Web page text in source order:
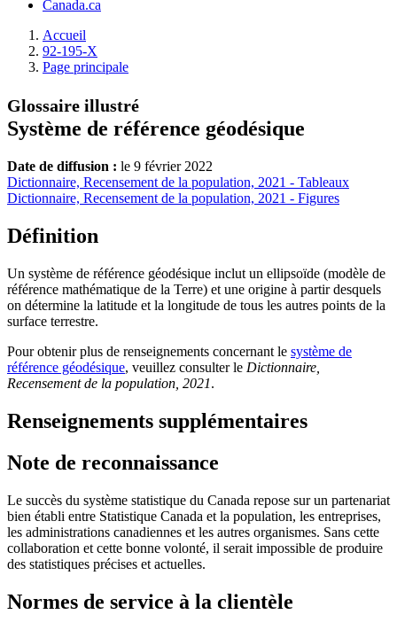
Canada.ca
Accueil
92-195-X
Page principale
Glossaire illustré
Système de référence géodésique
Date de diffusion : le 9 février 2022
Dictionnaire, Recensement de la population, 2021 - Tableaux
Dictionnaire, Recensement de la population, 2021 - Figures
Définition
Un système de référence géodésique inclut un ellipsoïde (modèle de
référence mathématique de la Terre) et une origine à partir desquels
on détermine la latitude et la longitude de tous les autres points de la
surface terrestre.
Pour obtenir plus de renseignements concernant le système de
référence géodésique, veuillez consulter le Dictionnaire,
Recensement de la population, 2021.
Renseignements supplémentaires
Note de reconnaissance
Le succès du système statistique du Canada repose sur un partenariat
bien établi entre Statistique Canada et la population, les entreprises,
les administrations canadiennes et les autres organismes. Sans cette
collaboration et cette bonne volonté, il serait impossible de produire
des statistiques précises et actuelles.
Normes de service à la clientèle